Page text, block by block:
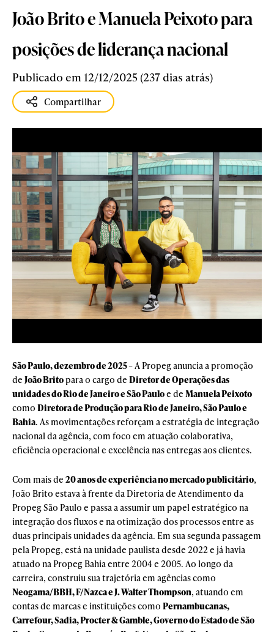
João Brito e Manuela Peixoto para
posições de liderança nacional
Publicado em 12/12/2025 (237 dias atrás)
Compartilhar
São Paulo, dezembro de 2025– A Propeg anuncia a promoção
de João Britopara o cargo de Diretor de Operações das
unidades do Rio de Janeiro e São Pauloe de Manuela Peixoto
como Diretora de Produção para Rio de Janeiro, São Paulo e
Bahia. As movimentações reforçam a estratégia de integração
nacional da agência, com foco em atuação colaborativa,
eficiência operacional e excelência nas entregas aos clientes.
Com mais de 20 anos de experiência no mercado publicitário,
João Brito estava à frente da Diretoria de Atendimento da
Propeg São Paulo e passa a assumir um papel estratégico na
integração dos fluxos e na otimização dos processos entre as
duas principais unidades da agência. Em sua segunda passagem
pela Propeg, está na unidade paulista desde 2022 e já havia
atuado na Propeg Bahia entre 2004 e 2005. Ao longo da
carreira, construiu sua trajetória em agências como
Neogama/BBH, F/Nazca e J. Walter Thompson, atuando em
contas de marcas e instituições como Pernambucanas,
Carrefour, Sadia, Procter & Gamble, Governo do Estado de São